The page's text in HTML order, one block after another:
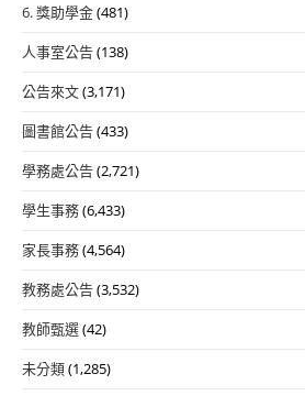
6. 獎助學金(481)
人事室公告(138)
公告來文(3,171)
圖書館公告(433)
學務處公告(2,721)
學生事務(6,433)
家長事務(4,564)
教務處公告(3,532)
教師甄選(42)
未分類(1,285)